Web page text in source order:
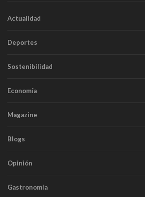
Actualidad
Deportes
Sostenibilidad
Economía
Magazine
Blogs
Opinión
Gastronomía